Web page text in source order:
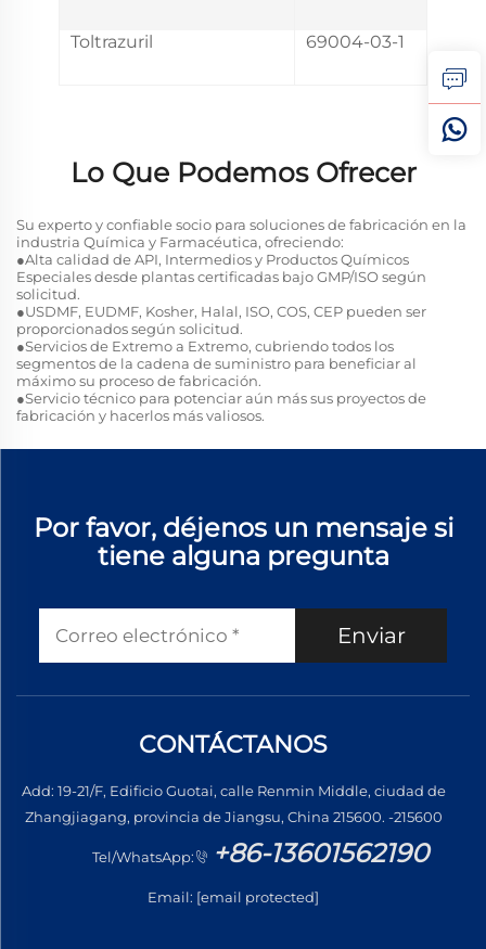
Toltrazuril 69004-03-1
Lo Que Podemos Ofrecer
Su experto y confiable socio para soluciones de fabricación en la
industria Química y Farmacéutica, ofreciendo:
●Alta calidad de API, Intermedios y Productos Químicos
Especiales desde plantas certificadas bajo GMP/ISO según
solicitud.
●USDMF, EUDMF, Kosher, Halal, ISO, COS, CEP pueden ser
proporcionados según solicitud.
●Servicios de Extremo a Extremo, cubriendo todos los
segmentos de la cadena de suministro para beneficiar al
máximo su proceso de fabricación.
●Servicio técnico para potenciar aún más sus proyectos de
fabricación y hacerlos más valiosos.
Por favor, déjenos un mensaje si
tiene alguna pregunta
Enviar
CONTÁCTANOS
Add: 19-21/F, Edificio Guotai, calle Renmin Middle, ciudad de
Zhangjiagang, provincia de Jiangsu, China 215600. -215600
Tel/WhatsApp: +86-13601562190
Email: [email protected]